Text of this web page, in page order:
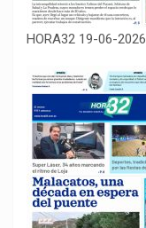
HORA32 19-06-2026